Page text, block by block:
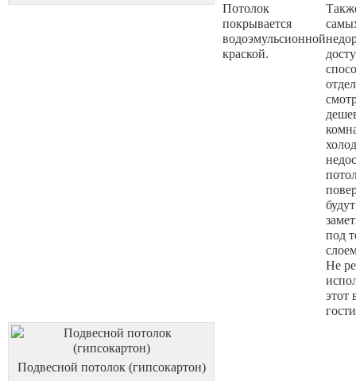
Потолок
покрывается
водоэмульсионной
краской.
под
Не
этот
Подвесной потолок (гипсокартон)